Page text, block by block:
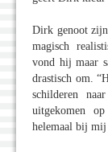
Dirk genoot
magisch
vond hij maar
drastisch om.
schilderen
uitgekomen
helemaal bij mij